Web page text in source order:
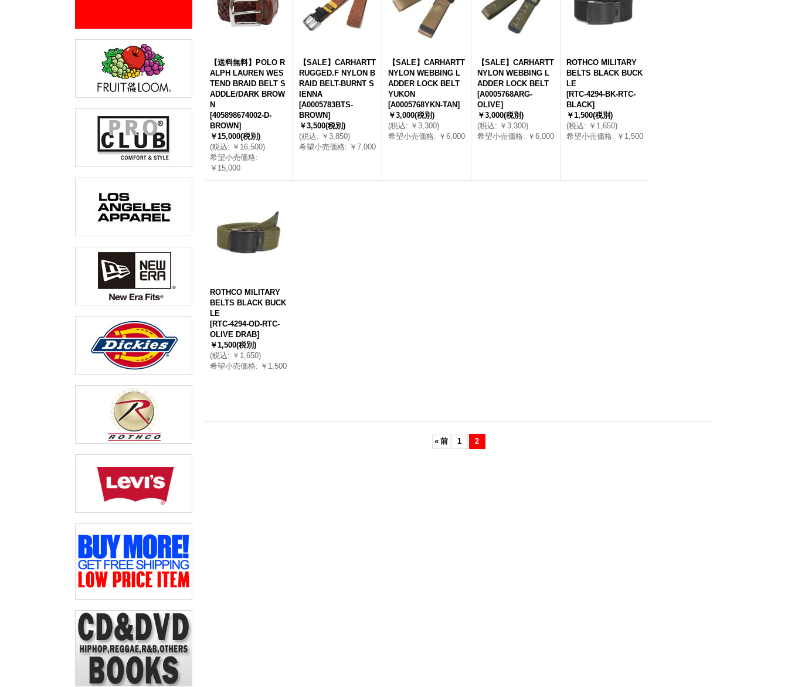
【送料無料】POLO R
ALPH LAUREN WES
TEND BRAID BELT S
ADDLE/DARK BROW
N
[405898674002-D-
BROWN]
￥15,000(税別)
(税込: ￥16,500)
希望小売価格:
￥15,000
【SALE】CARHARTT
RUGGED.F NYLON B
RAID BELT-BURNT S
IENNA
[A0005783BTS-
BROWN]
￥3,500(税別)
(税込: ￥3,850)
希望小売価格: ￥7,000
【SALE】CARHARTT
NYLON WEBBING L
ADDER LOCK BELT
YUKON
[A0005768YKN-TAN]
￥3,000(税別)
(税込: ￥3,300)
希望小売価格: ￥6,000
【SALE】CARHARTT
NYLON WEBBING L
ADDER LOCK BELT
[A0005768ARG-
OLIVE]
￥3,000(税別)
(税込: ￥3,300)
希望小売価格: ￥6,000
ROTHCO MILITARY
BELTS BLACK BUCK
LE
[RTC-4294-BK-RTC-
BLACK]
￥1,500(税別)
(税込: ￥1,650)
希望小売価格: ￥1,500
ROTHCO MILITARY
BELTS BLACK BUCK
LE
[RTC-4294-OD-RTC-
OLIVE DRAB]
￥1,500(税別)
(税込: ￥1,650)
希望小売価格: ￥1,500
« 前 1 2